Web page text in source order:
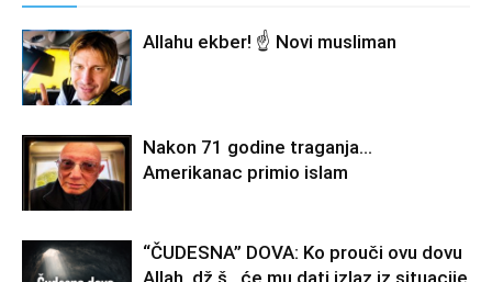
Allahu ekber! ☝️ Novi musliman
Nakon 71 godine traganja…
Amerikanac primio islam
“ČUDESNA” DOVA: Ko prouči ovu dovu
Allah, dž.š., će mu dati izlaz iz situacije